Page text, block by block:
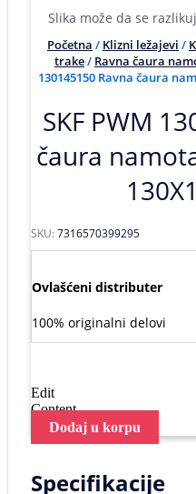
Slika može da se
Početna / Klizni ležajevi /
trake/ Ravna čaura
130145150 Ravna čaura
SKF PWM
čaura
SKU:7316570399295
Ovlašćeni distributer
100% originalni delovi
Edit
Content
Dodaj u korpu
Specifikacije